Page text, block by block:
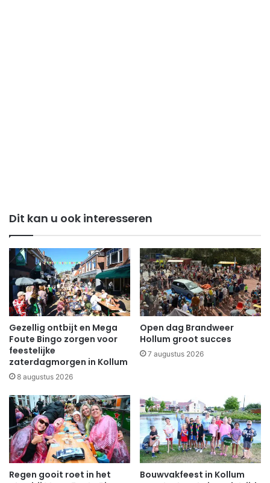
Dit kan u ook interesseren
Gezellig ontbijt en Mega
Foute Bingo zorgen voor
feestelijke
zaterdagmorgen in Kollum
8 augustus 2026
Open dag Brandweer
Hollum groot succes
7 augustus 2026
Regen gooit roet in het
Bouwvakfeest in Kollum